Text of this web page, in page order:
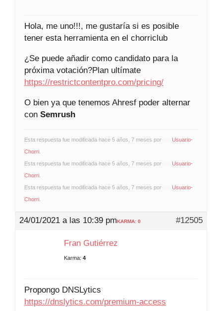
Hola, me uno!!!, me gustaría si es posible
tener esta herramienta en el chorriclub
¿Se puede añadir como candidato para la
próxima votación?Plan ultímate
https://restrictcontentpro.com/pricing/
O bien ya que tenemos Ahresf poder alternar
con Semrush
Esta respuesta fue modificada hace 5 años, 7 meses por
Usuario-
Chorri
Esta respuesta fue modificada hace 5 años, 7 meses por
Usuario-
Chorri
Esta respuesta fue modificada hace 5 años, 7 meses por
Usuario-
Chorri
24/01/2021 a las 10:39 pm #12505
KARMA: 0
Fran Gutiérrez
Karma: 4
Propongo DNSLytics
https://dnslytics.com/premium-access